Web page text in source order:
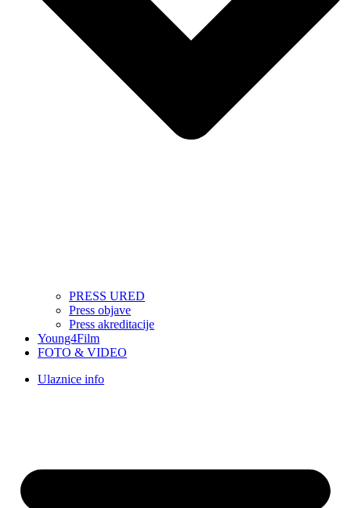
PRESS URED
Press objave
Press akreditacije
Young4Film
FOTO & VIDEO
Ulaznice info